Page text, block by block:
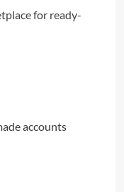
for ready-
accounts